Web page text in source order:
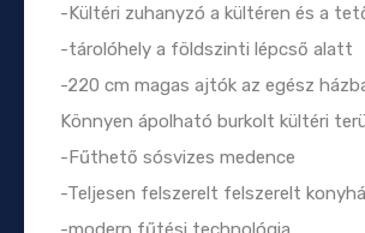
-Kültéri zuhanyzó a kültéren és a
-tárolóhely a földszinti lépcső alatt
-220 cm magas ajtók az egész
Könnyen ápolható burkolt kültéri
-Fűthető sósvizes medence
-Teljesen felszerelt felszerelt